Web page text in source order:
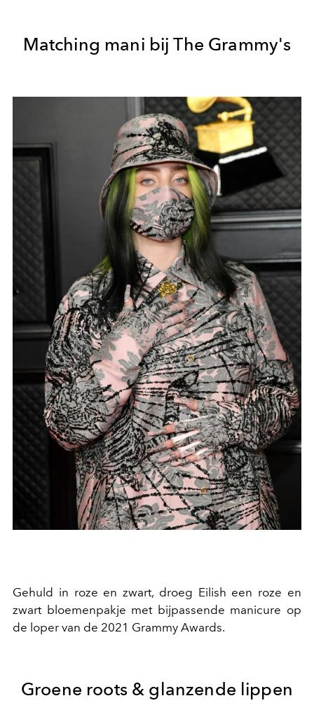
Matching mani bij The Grammy's
Gehuld in roze en zwart, droeg Eilish een roze en
zwart bloemenpakje met bijpassende manicure op
de loper van de 2021 Grammy Awards.
Groene roots & glanzende lippen